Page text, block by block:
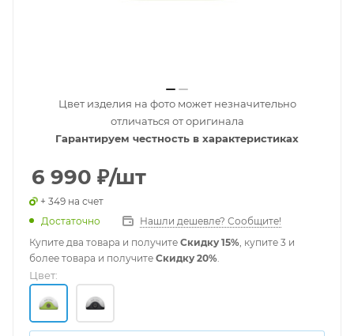
Цвет изделия на фото может незначительно
отличаться от оригинала
Гарантируем честность в характеристиках
6 990 ₽/шт
+ 349 на счет
Достаточно
Нашли дешевле? Сообщите!
Купите два товара и получите Скидку 15%, купите 3 и
более товара и получите Скидку 20%.
Цвет: